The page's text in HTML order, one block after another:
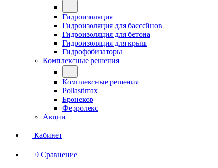
Гидроизоляция
Гидроизоляция для бассейнов
Гидроизоляция для бетона
Гидроизоляция для крыш
Гидрофобизаторы
Комплексные решения
Комплексные решения
Pollastimax
Бронекор
Ферролекс
Акции
Кабинет
0 Сравнение